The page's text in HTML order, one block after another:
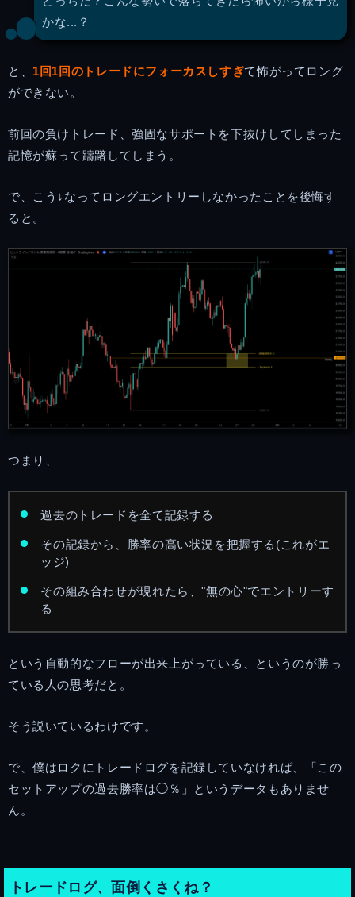
かな...？
と、 1回1回のトレードにフォーカスしすぎて怖がってロング
ができない。
前回の負けトレード、強固なサポートを下抜けしてしまった
記憶が蘇って躊躇してしまう。
で、こう↓なってロングエントリーしなかったことを後悔す
ると。
つまり、
過去のトレードを全て記録する
その記録から、勝率の高い状況を把握する(これがエ
ッジ)
その組み合わせが現れたら、"無の心"でエントリーす
る
という自動的なフローが出来上がっている、というのが勝っ
ている人の思考だと。
そう説いているわけです。
で、僕はロクにトレードログを記録していなければ、「この
セットアップの過去勝率は◯％」というデータもありませ
ん。
トレードログ、面倒くさくね？